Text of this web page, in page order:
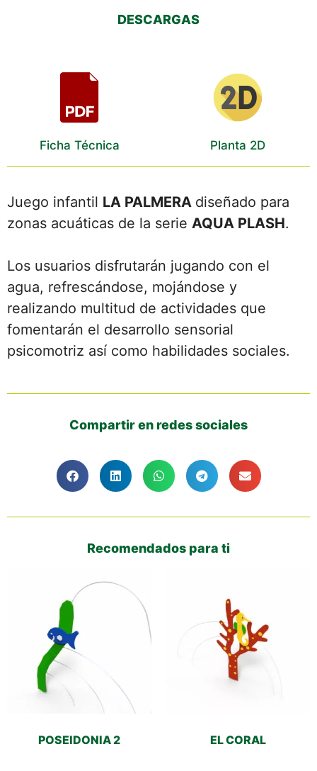
DESCARGAS
Ficha Técnica Planta 2D
Juego infantil LA PALMERA diseñado para
zonas acuáticas de la serie AQUA PLASH.
Los usuarios disfrutarán jugando con el
agua, refrescándose, mojándose y
realizando multitud de actividades que
fomentarán el desarrollo sensorial
psicomotriz así como habilidades sociales.
Compartir en redes sociales
Recomendados para ti
POSEIDONIA 2 EL CORAL